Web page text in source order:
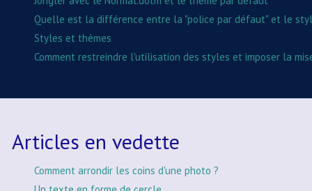
Quelle est la différence entre la "police par défaut" et le
Styles et thèmes
Comment restreindre l'utilisation des styles et imposer la
Articles en vedette
Comment arrondir les coins d'une photo ?